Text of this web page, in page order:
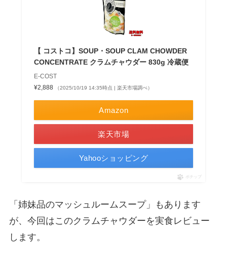
【 コストコ】SOUP・SOUP CLAM CHOWDER
CONCENTRATE クラムチャウダー 830g 冷蔵便
E-COST
¥2,888
（2025/10/19 14:35時点 | 楽天市場調べ）
Amazon
楽天市場
Yahooショッピング
ポチップ
「姉妹品のマッシュルームスープ」もあります
が、今回はこのクラムチャウダーを実食レビュー
します。